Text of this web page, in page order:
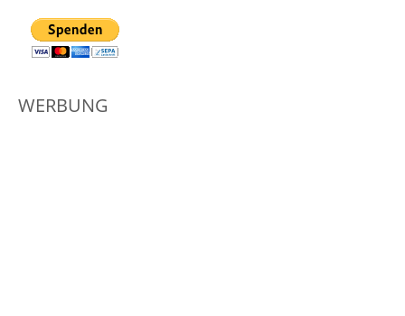
WERBUNG